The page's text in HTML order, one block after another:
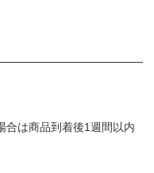
合は商品到着後1週間以内